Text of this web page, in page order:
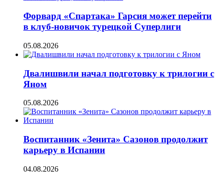
Форвард «Спартака» Гарсия может перейти
в клуб-новичок турецкой Суперлиги
05.08.2026
Двалишвили начал подготовку к трилогии с
Яном
05.08.2026
Воспитанник «Зенита» Сазонов продолжит
карьеру в Испании
04.08.2026